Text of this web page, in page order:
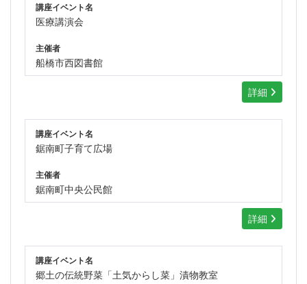
講座イベント名
医療講演会
主催者
船橋市西図書館
詳細
講座イベント名
鋸南町子育て広場
主催者
鋸南町中央公民館
詳細
講座イベント名
郷土の伝統野菜「土気からし菜」漬物教室